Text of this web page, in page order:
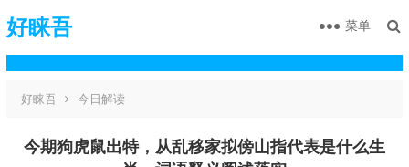
好睐吾 菜单
好睐吾 今日解读
今期狗虎鼠出特，从乱移家拟傍山指代表是什么生